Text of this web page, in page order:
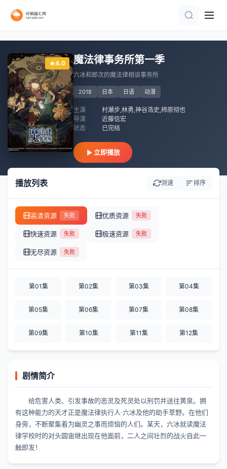
4.0 魔法律事务所第一季
六冰和郎次的魔法律相谈事务所
2018 日本 日语 动漫
主演
村瀬步,林勇,神谷浩史,柿原彻也
导演
近藤信宏
状态
已完结
立即播放
播放列表 测速 排序
高清资源 失败 优质资源 失败
快速资源 失败 极速资源 失败
无尽资源 失败
第01集 第02集 第03集 第04集
第05集 第06集 第07集 第08集
第09集 第10集 第11集 第12集
剧情简介
给危害人类、引发事故的恶灵及死灵处以刑罚并送往黄泉。拥
有这种能力的天才正是魔法律执行人·六冰及他的助手草野。在他们
身旁，不断聚集着为幽灵之事而烦恼的人们。某天，六冰就读魔法
律学校时的对头圆宙继出现在他面前，二人之间壮烈的战火自此一
触即发！
第8集
第39集完结
更新至15集
第4集完结
第50集已完结
第15集
第8集
第6集
更新至06集
第64集完结